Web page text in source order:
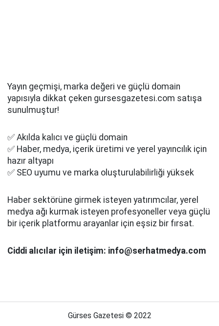
Yayın geçmişi, marka değeri ve güçlü domain
yapısıyla dikkat çeken gursesgazetesi.com satışa
sunulmuştur!
✅ Akılda kalıcı ve güçlü domain
✅ Haber, medya, içerik üretimi ve yerel yayıncılık için
hazır altyapı
✅ SEO uyumu ve marka oluşturulabilirliği yüksek
Haber sektörüne girmek isteyen yatırımcılar, yerel
medya ağı kurmak isteyen profesyoneller veya güçlü
bir içerik platformu arayanlar için eşsiz bir fırsat.
Ciddi alıcılar için iletişim: info@serhatmedya.com
Gürses Gazetesi © 2022